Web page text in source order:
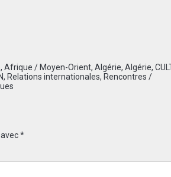
, Afrique / Moyen-Orient, Algérie, Algérie,
, Relations internationales, Rencontres /
*